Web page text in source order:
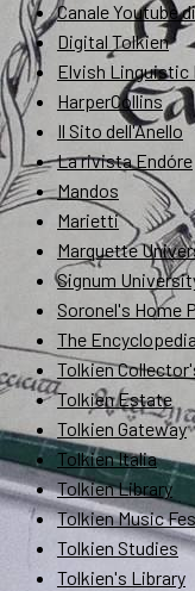
Canale Youtube
Digital Tolkien
Elvish Linguistic
HarperCollins
Il Sito dell'Anello
La rivista Endóre
Mandos
Marietti
Marquette
Signum
Soronel's Home
The
Tolkien
Tolkien Estate
Tolkien Gateway
Tolkien Italia
Tolkien Library
Tolkien Music
Tolkien Studies
Tolkien's Library